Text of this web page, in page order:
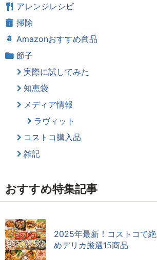
アレンジレシピ
掃除
Amazonおすすめ商品
節子
実際に試してみた
知恵袋
メディア情報
ラヴィット
コストコ購入品
雑記
おすすめ特集記事
2025年最新！コストコで
めデリカ厳選15商品